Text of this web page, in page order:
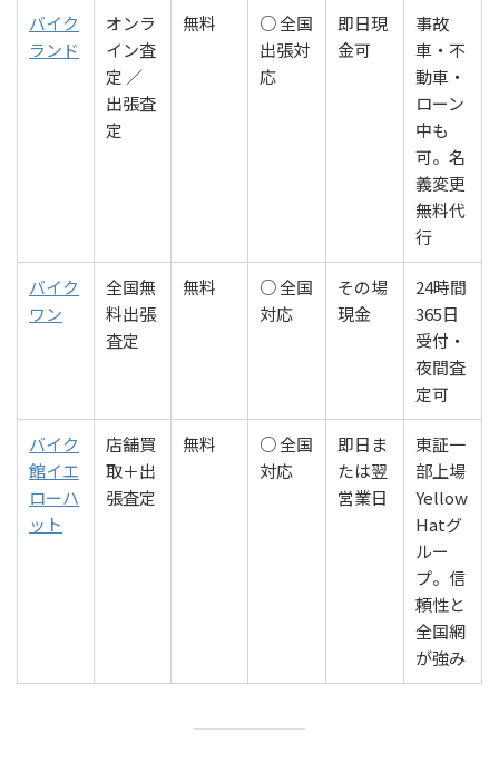
バイク
ランド
オンラ
イン査
定 ／
出張査
定
無料
○ 全国
出張対
応
即日現
金可
事故
車・不
動車・
ローン
中も
可。名
義変更
無料代
行
バイク
ワン
全国無
料出張
査定
無料
○ 全国
対応
その場
現金
24時間
365日
受付・
夜間査
定可
バイク
館イエ
ローハ
ット
店舗買
取＋出
張査定
無料
○ 全国
対応
即日ま
たは翌
営業日
東証一
部上場
Yellow
Hatグ
ルー
プ。信
頼性と
全国網
が強み